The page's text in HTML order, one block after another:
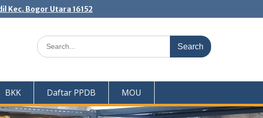
Kec. Bogor Utara 16152
Search
for:
BKK Daftar PPDB MOU